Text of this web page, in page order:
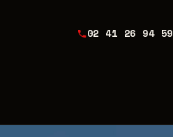
02 41 26 94 59